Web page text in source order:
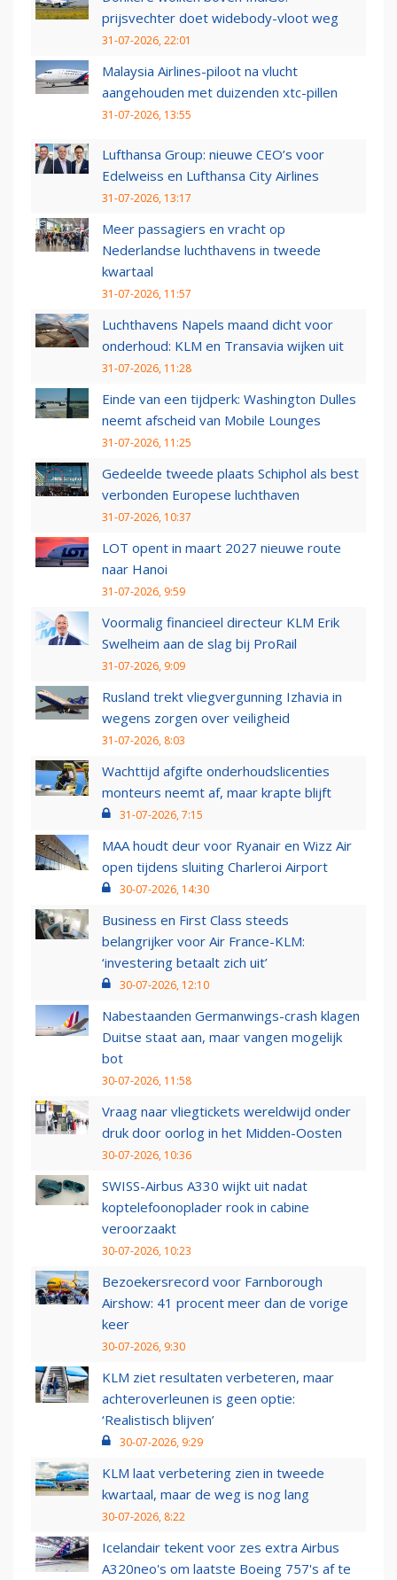
prijsvechter doet widebody-vloot weg
31-07-2026, 22:01
Malaysia Airlines-piloot na vlucht
aangehouden met duizenden xtc-pillen
31-07-2026, 13:55
Lufthansa Group: nieuwe CEO’s voor
Edelweiss en Lufthansa City Airlines
31-07-2026, 13:17
Meer passagiers en vracht op
Nederlandse luchthavens in tweede
kwartaal
31-07-2026, 11:57
Luchthavens Napels maand dicht voor
onderhoud: KLM en Transavia wijken uit
31-07-2026, 11:28
Einde van een tijdperk: Washington Dulles
neemt afscheid van Mobile Lounges
31-07-2026, 11:25
Gedeelde tweede plaats Schiphol als best
verbonden Europese luchthaven
31-07-2026, 10:37
LOT opent in maart 2027 nieuwe route
naar Hanoi
31-07-2026, 9:59
Voormalig financieel directeur KLM Erik
Swelheim aan de slag bij ProRail
31-07-2026, 9:09
Rusland trekt vliegvergunning Izhavia in
wegens zorgen over veiligheid
31-07-2026, 8:03
Wachttijd afgifte onderhoudslicenties
monteurs neemt af, maar krapte blijft
31-07-2026, 7:15
MAA houdt deur voor Ryanair en Wizz Air
open tijdens sluiting Charleroi Airport
30-07-2026, 14:30
Business en First Class steeds
belangrijker voor Air France-KLM:
‘investering betaalt zich uit’
30-07-2026, 12:10
Nabestaanden Germanwings-crash klagen
Duitse staat aan, maar vangen mogelijk
bot
30-07-2026, 11:58
Vraag naar vliegtickets wereldwijd onder
druk door oorlog in het Midden-Oosten
30-07-2026, 10:36
SWISS-Airbus A330 wijkt uit nadat
koptelefoonoplader rook in cabine
veroorzaakt
30-07-2026, 10:23
Bezoekersrecord voor Farnborough
Airshow: 41 procent meer dan de vorige
keer
30-07-2026, 9:30
KLM ziet resultaten verbeteren, maar
achteroverleunen is geen optie:
‘Realistisch blijven’
30-07-2026, 9:29
KLM laat verbetering zien in tweede
kwartaal, maar de weg is nog lang
30-07-2026, 8:22
Icelandair tekent voor zes extra Airbus
A320neo's om laatste Boeing 757's af te